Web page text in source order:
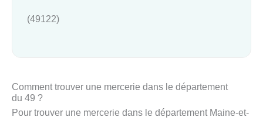
(49122)
Comment trouver une mercerie dans le département
du 49 ?
Pour trouver une mercerie dans le département Maine-et-